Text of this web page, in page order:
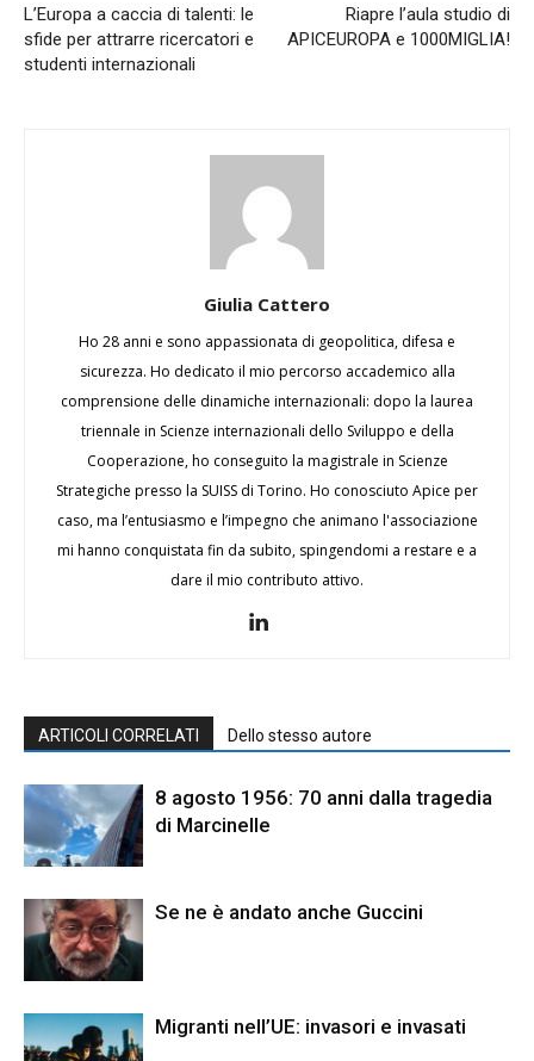
L’Europa a caccia di talenti: le
sfide per attrarre ricercatori e
studenti internazionali
Riapre l’aula studio di
APICEUROPA e 1000MIGLIA!
Giulia Cattero
Ho 28 anni e sono appassionata di geopolitica, difesa e
sicurezza. Ho dedicato il mio percorso accademico alla
comprensione delle dinamiche internazionali: dopo la laurea
triennale in Scienze internazionali dello Sviluppo e della
Cooperazione, ho conseguito la magistrale in Scienze
Strategiche presso la SUISS di Torino. Ho conosciuto Apice per
caso, ma l’entusiasmo e l’impegno che animano l'associazione
mi hanno conquistata fin da subito, spingendomi a restare e a
dare il mio contributo attivo.
ARTICOLI CORRELATI Dello stesso autore
8 agosto 1956: 70 anni dalla tragedia
di Marcinelle
Se ne è andato anche Guccini
Migranti nell’UE: invasori e invasati